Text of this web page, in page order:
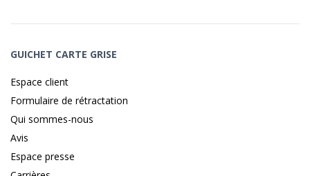
GUICHET CARTE GRISE
Espace client
Formulaire de rétractation
Qui sommes-nous
Avis
Espace presse